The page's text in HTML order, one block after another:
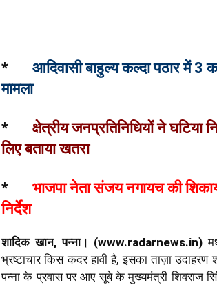
*
आदिवासी बाहुल्य कल्दा पठार में 3
मामला
* क्षेत्रीय जनप्रतिनिधियों ने घटिया
लिए बताया खतरा
* भाजपा नेता संजय नगायच की
निर्देश
शादिक खान, पन्ना। (www.radarnews.in)
भ्रष्टाचार किस कदर हावी है, इसका ताज़ा
पन्ना के प्रवास पर आए सूबे के मुख्यमंत्री शिवराज